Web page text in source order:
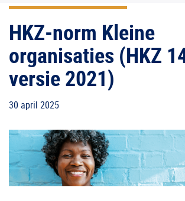
HKZ-norm Kleine
organisaties (HKZ
versie 2021)
30 april 2025